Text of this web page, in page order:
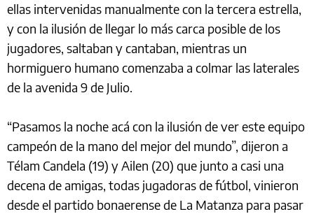
ellas intervenidas manualmente con la tercera estrella,
y con la ilusión de llegar lo más carca posible de los
jugadores, saltaban y cantaban, mientras un
hormiguero humano comenzaba a colmar las laterales
de la avenida 9 de Julio.
“Pasamos la noche acá con la ilusión de ver este equipo
campeón de la mano del mejor del mundo”, dijeron a
Télam Candela (19) y Ailen (20) que junto a casi una
decena de amigas, todas jugadoras de fútbol, vinieron
desde el partido bonaerense de La Matanza para pasar